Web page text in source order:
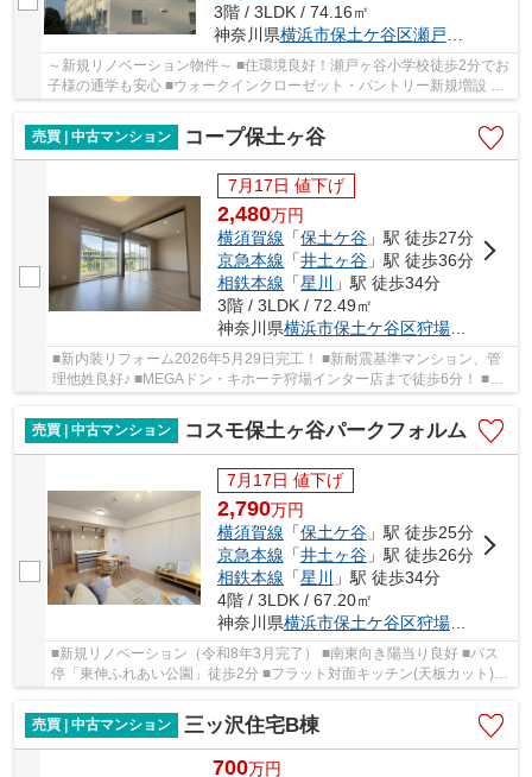
3階 / 3LDK / 74.16㎡
神奈川県横浜市保土ケ谷区瀬戸ケ谷町
～新規リノベーション物件～ ■住環境良好！瀬戸ヶ谷小学校徒歩2分でお
子様の通学も安心 ■ウォークインクローゼット・パントリー新規増設 ■
開放感のある対面キッチン ■おしゃれなアクセ...
売買 | 中古マンション
コープ保土ヶ谷
7月17日 値下げ
2,480万円
横須賀線 「保土ケ谷 」駅 徒歩27分
京急本線 「井土ヶ谷 」駅 徒歩36分
相鉄本線 「星川
」駅 徒歩34分
3階 / 3LDK / 72.49㎡
神奈川県横浜市保土ケ谷区狩場町
■新内装リフォーム2026年5月29日完工！ ■新耐震基準マンション、管
理他姓良好♪ ■MEGAドン・キホーテ狩場インター店まで徒歩6分！ ■岩
売買 | 中古マンション
コスモ保土ヶ谷パークフォルム
7月17日 値下げ
2,790万円
横須賀線 「保土ケ谷」駅 徒歩25分
京急本線 「井土ヶ谷」駅 徒歩26分
相鉄本線 「星川
」駅 徒歩34分
4階 / 3LDK / 67.20㎡
神奈川県横浜市保土ケ谷区狩場町
■新規リノベーション（令和8年3月完了） ■南東向き陽当り良好 ■バス
停「東伸ふれあい公園」徒歩2分 ■フラット対面キッチン(天板カット)、
売買 | 中古マンション
三ッ沢住宅B棟
700万円